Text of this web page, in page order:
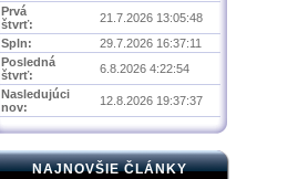
Prvá
štvrť:
21.7.2026 13:05:48
Spln:
29.7.2026 16:37:11
Posledná
štvrť:
6.8.2026 4:22:54
Nasledujúci
nov:
12.8.2026 19:37:37
NAJNOVŠIE ČLÁNKY